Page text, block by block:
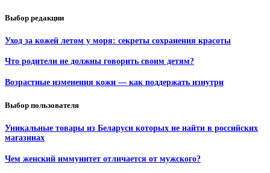
Выбор редакции
Уход за кожей летом у моря: секреты сохранения красоты
Что родители не должны говорить своим детям?
Возрастные изменения кожи — как поддержать изнутри
Выбор пользователя
Уникальные товары из Беларуси которых не найти в российских
магазинах
Чем женский иммунитет отличается от мужского?